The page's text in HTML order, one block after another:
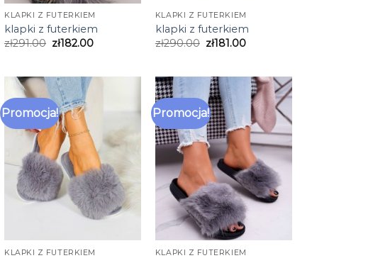
KLAPKI Z FUTERKIEM
klapki z futerkiem
zł291.00 zł182.00
KLAPKI Z FUTERKIEM
klapki z futerkiem
zł290.00 zł181.00
Promocja!
KLAPKI Z FUTERKIEM
Promocja!
KLAPKI Z FUTERKIEM